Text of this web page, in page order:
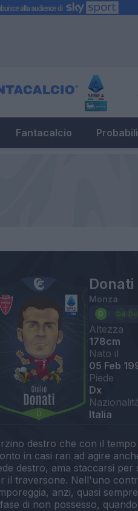
Fantacalcio
Donati
Monza
Altezza
178cm
Nato il
05 Feb
Piede
Dx
Italia
destro che con il
in casi rari ad agire
destro, ama staccarsi
il traversone. Nell'uno
anzi, quasi
di non possesso,